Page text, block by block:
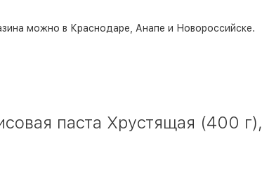
можно в Краснодаре, Анапе и Новороссийске.
паста Хрустящая (400 г),